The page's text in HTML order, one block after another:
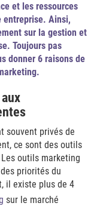
et les ressources
entreprise. Ainsi,
sur la gestion et
Toujours pas
donner 6 raisons de
souvent privés de
ce sont des outils
outils marketing
priorités du
il existe plus de 4
sur le marché